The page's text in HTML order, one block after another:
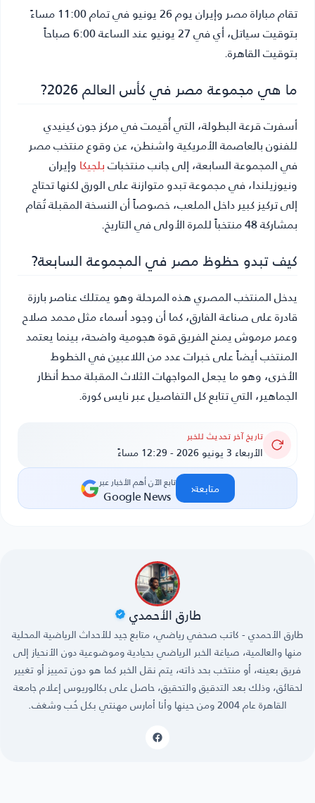
تقام مباراة مصر وإيران يوم 26 يونيو في تمام 11:00 مساءً
بتوقيت سياتل، أي في 27 يونيو عند الساعة 6:00 صباحاً
بتوقيت القاهرة.
ما هي مجموعة مصر في كأس العالم 2026?
أسفرت قرعة البطولة، التي أُقيمت في مركز جون كينيدي
للفنون بالعاصمة الأمريكية واشنطن، عن وقوع منتخب مصر
في المجموعة السابعة، إلى جانب منتخباتبلجيكاوإيران
ونيوزيلندا، في مجموعة تبدو متوازنة على الورق لكنها تحتاج
إلى تركيز كبير داخل الملعب، خصوصاً أن النسخة المقبلة تُقام
بمشاركة 48 منتخباً للمرة الأولى في التاريخ.
كيف تبدو حظوظ مصر في المجموعة السابعة?
يدخل المنتخب المصري هذه المرحلة وهو يمتلك عناصر بارزة
قادرة على صناعة الفارق، كما أن وجود أسماء مثل محمد صلاح
وعمر مرموش يمنح الفريق قوة هجومية واضحة، بينما يعتمد
المنتخب أيضاً على خبرات عدد من اللاعبين في الخطوط
الأخرى، وهو ما يجعل المواجهات الثلاث المقبلة محط أنظار
الجماهير، التي تتابع كل التفاصيل عبر نايس كورة.
تاريخ آخر تحديث للخبر
الأربعاء 3 يونيو 2026 - 12:29 مساءً
تابع الآن أهم الأخبار عبر
Google News متابعة‹
طارق الأحمدي
طارق الأحمدي - كاتب صحفي رياضي، متابع جيد للأحداث الرياضية المحلية
منها والعالمية، صياغة الخبر الرياضي بحيادية وموضوعية دون الأنحياز إلى
فريق بعينه، أو منتخب بحد ذاته، يتم نقل الخبر كما هو دون تمييز أو تغيير
لحقائق، وذلك بعد التدقيق والتحقيق، حاصل على بكالوريوس إعلام جامعة
القاهرة عام 2004 ومن حينها وأنا أمارس مهنتي بكل حُب وشغف.